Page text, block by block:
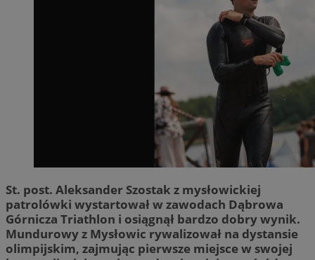
St. post. Aleksander Szostak z mysłowickiej
patrolówki wystartował w zawodach Dąbrowa
Górnicza Triathlon i osiągnął bardzo dobry wynik.
Mundurowy z Mysłowic rywalizował na dystansie
olimpijskim, zajmując pierwsze miejsce w swojej